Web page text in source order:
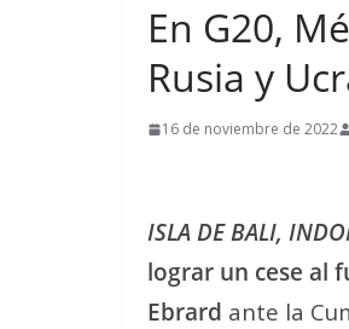
En G20,
Rusia y
16 de noviembre de 2022
ISLA DE BALI,
lograr un cese al
Ebrard ante la